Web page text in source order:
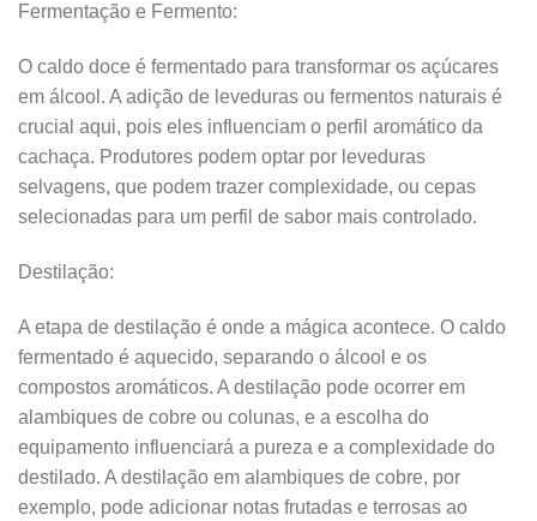
Fermentação e Fermento:
O caldo doce é fermentado para transformar os açúcares
em álcool. A adição de leveduras ou fermentos naturais é
crucial aqui, pois eles influenciam o perfil aromático da
cachaça. Produtores podem optar por leveduras
selvagens, que podem trazer complexidade, ou cepas
selecionadas para um perfil de sabor mais controlado.
Destilação:
A etapa de destilação é onde a mágica acontece. O caldo
fermentado é aquecido, separando o álcool e os
compostos aromáticos. A destilação pode ocorrer em
alambiques de cobre ou colunas, e a escolha do
equipamento influenciará a pureza e a complexidade do
destilado. A destilação em alambiques de cobre, por
exemplo, pode adicionar notas frutadas e terrosas ao